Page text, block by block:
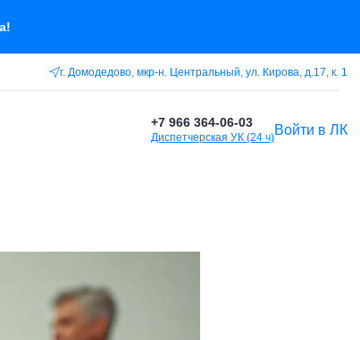
г. Домодедово, мкр-н. Центральный, ул. Кирова, д.17, к. 1
+7 966 364-06-03
Диспетчерская УК (24 ч)Войти в ЛК